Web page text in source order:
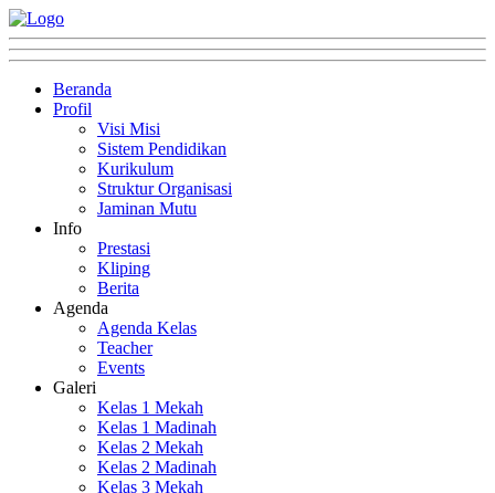
Beranda
Profil
Visi Misi
Sistem Pendidikan
Kurikulum
Struktur Organisasi
Jaminan Mutu
Info
Prestasi
Kliping
Berita
Agenda
Agenda Kelas
Teacher
Events
Galeri
Kelas 1 Mekah
Kelas 1 Madinah
Kelas 2 Mekah
Kelas 2 Madinah
Kelas 3 Mekah